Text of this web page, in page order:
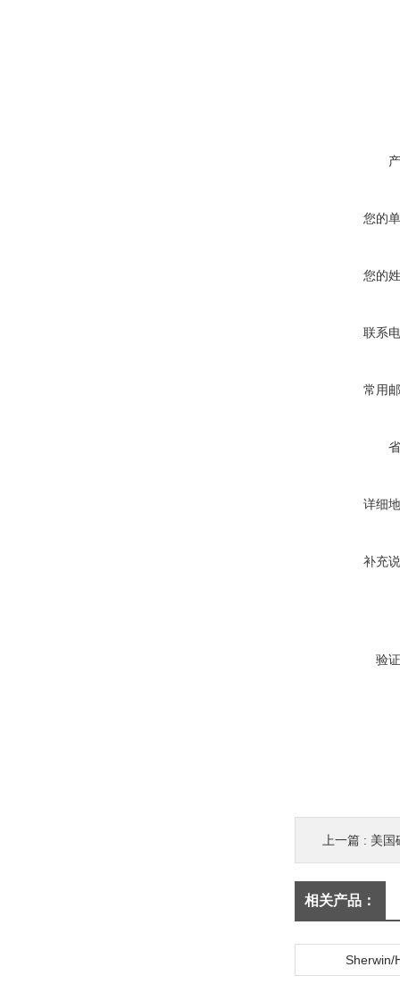
您的
您的
联系
常用
详细
补充
验
上一篇 : 美国
相关产品：
Sherwin/